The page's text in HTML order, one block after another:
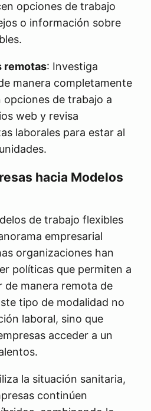
opciones de trabajo
o información sobre
remotas: Investiga
manera completamente
de trabajo a
web y revisa
laborales para estar al
hacia Modelos
de trabajo flexibles
empresarial
organizaciones han
políticas que permiten a
de manera remota de
tipo de modalidad no
laboral, sino que
acceder a un
la situación sanitaria,
continúen